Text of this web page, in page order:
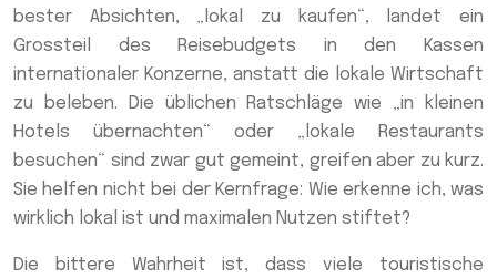
bester Absichten, „lokal zu kaufen“, landet ein
Grossteil des Reisebudgets in den Kassen
internationaler Konzerne, anstatt die lokale Wirtschaft
zu beleben. Die üblichen Ratschläge wie „in kleinen
Hotels übernachten“ oder „lokale Restaurants
besuchen“ sind zwar gut gemeint, greifen aber zu kurz.
Sie helfen nicht bei der Kernfrage: Wie erkenne ich, was
wirklich lokal ist und maximalen Nutzen stiftet?
Die bittere Wahrheit ist, dass viele touristische